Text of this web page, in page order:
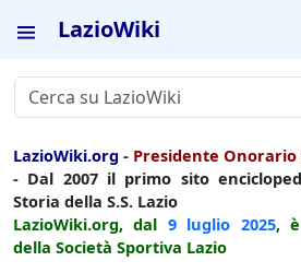
LazioWiki
LazioWiki.org - Presidente
- Dal 2007 il primo sito
Storia della S.S. Lazio
LazioWiki.org, dal 9 luglio 2025,
della Società Sportiva Lazio